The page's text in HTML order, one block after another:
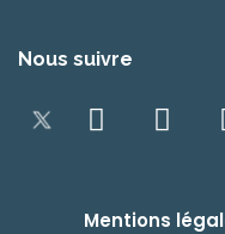
Nous suivre
Mentions